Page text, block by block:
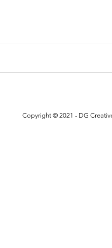
Copyright © 2021 - DG